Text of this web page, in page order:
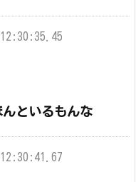
といるもんな